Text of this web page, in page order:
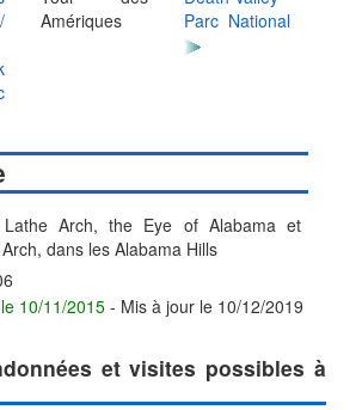
Amériques
Parc National
Lathe Arch, the Eye of Alabama et
dans les Alabama Hills
10/11/2015 - Mis à jour le 10/12/2019
et visites possibles à